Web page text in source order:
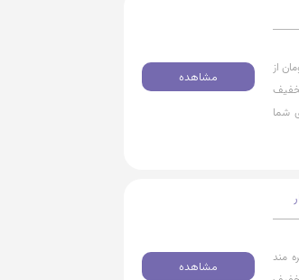
خرید برای سفارش بالای 400 هزارتومان از
شما
مشاهده
تا 50% تخفیف بهره مند
مشاهده